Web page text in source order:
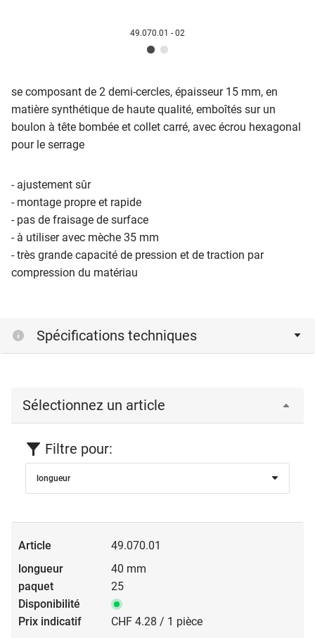
49.070.01 - 02
se composant de 2 demi-cercles, épaisseur 15 mm, en
matière synthétique de haute qualité, emboîtés sur un
boulon à tête bombée et collet carré, avec écrou hexagonal
pour le serrage
- ajustement sûr
- montage propre et rapide
- pas de fraisage de surface
- à utiliser avec mèche 35 mm
- très grande capacité de pression et de traction par
compression du matériau
Spécifications techniques
Sélectionnez un article
Filtre pour:
longueur
49.070.01
40 mm
25
CHF 4.28 / 1 pièce